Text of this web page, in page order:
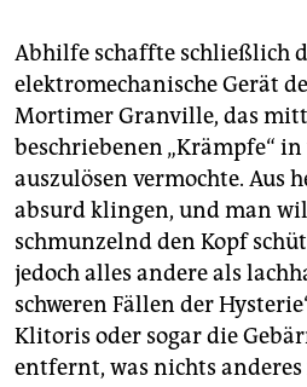
Abhilfe schaffte schließlich
elektromechanische Gerät
Mortimer Granville, das
beschriebenen „Krämpfe“
auszulösen vermochte. Aus
absurd klingen, und man
schmunzelnd den Kopf
jedoch alles andere als
schweren Fällen der
Klitoris oder sogar die
entfernt, was nichts